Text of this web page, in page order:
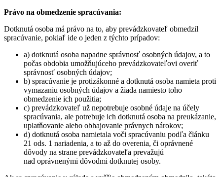
Právo na obmedzenie spracúvania:
Dotknutá osoba má právo na to, aby prevádzkovateľ obmedzil
spracúvanie, pokiaľ ide o jeden z týchto prípadov:
a) dotknutá osoba napadne správnosť osobných údajov, a to
počas obdobia umožňujúceho prevádzkovateľovi overiť
správnosť osobných údajov;
b) spracúvanie je protizákonné a dotknutá osoba namieta proti
vymazaniu osobných údajov a žiada namiesto toho
obmedzenie ich použitia;
c) prevádzkovateľ už nepotrebuje osobné údaje na účely
spracúvania, ale potrebuje ich dotknutá osoba na preukázanie,
uplatňovanie alebo obhajovanie právnych nárokov;
d) dotknutá osoba namietala voči spracúvaniu podľa článku
21 ods. 1 nariadenia, a to až do overenia, či oprávnené
dôvody na strane prevádzkovateľa prevažujú
nad oprávnenými dôvodmi dotknutej osoby.